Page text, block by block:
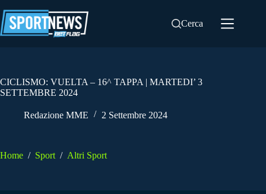
al
contenuto
Cerca
CICLISMO: VUELTA – 16^ TAPPA | MARTEDI’ 3
SETTEMBRE 2024
Redazione MME 2 Settembre 2024
Home / Sport / Altri Sport